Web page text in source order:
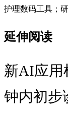
护理数码工具；
延伸阅读
新AI应用
钟内初步